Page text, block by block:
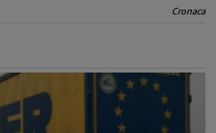
Cronaca